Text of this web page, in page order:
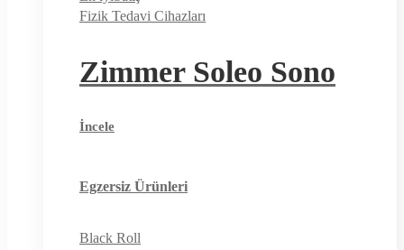
Fizik Tedavi Cihazları
Zimmer Soleo Sono
İncele
Egzersiz Ürünleri
Black Roll